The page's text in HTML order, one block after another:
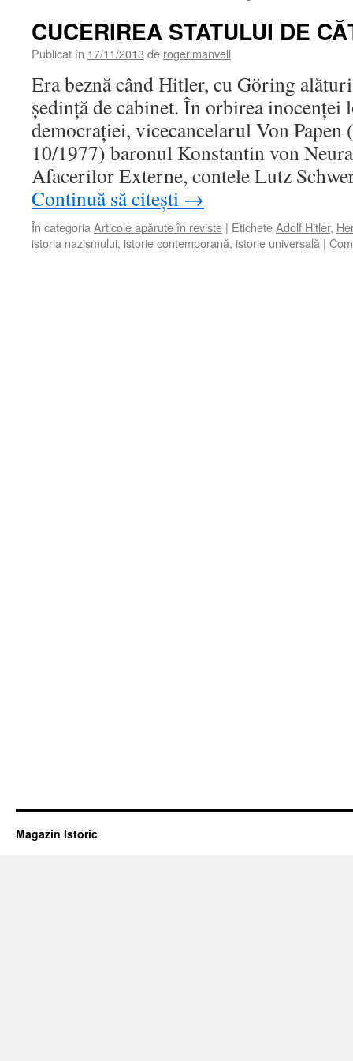
CUCERIREA STATULUI DE
Publicat în 17/11/2013 de roger.manvell
Era beznă când Hitler, cu Göring
şedinţă de cabinet. În orbirea inocenţei
democraţiei, vicecancelarul Von
10/1977) baronul Konstantin von
Afacerilor Externe, contele Lutz
Continuă să citești →
În categoria Articole apărute în reviste | EticheteAdolf Hitler,
istoria nazismului, istorie contemporană, istorie universală |
Magazin Istoric